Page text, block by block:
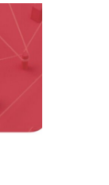
Ver carrito